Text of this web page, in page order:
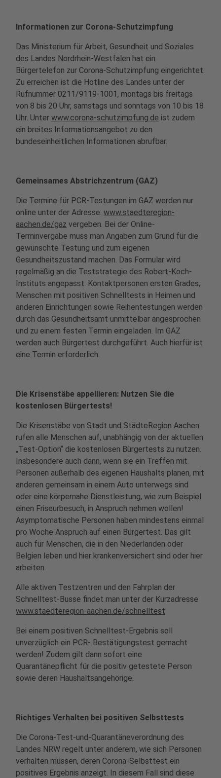
Informationen zur Corona-Schutzimpfung
Das Ministerium für Arbeit, Gesundheit und Soziales
des Landes Nordrhein-Westfalen hat ein
Bürgertelefon zur Corona-Schutzimpfung eingerichtet.
Zu erreichen ist die Hotline des Landes unter der
Rufnummer 0211/9119-1001, montags bis freitags
von 8 bis 20 Uhr, samstags und sonntags von 10 bis 18
Uhr. Unter www.corona-schutzimpfung.de ist zudem
ein breites Informationsangebot zu den
bundeseinheitlichen Informationen abrufbar.
Gemeinsames Abstrichzentrum (GAZ)
Die Termine für PCR-Testungen im GAZ werden nur
online unter der Adresse: www.staedteregion-
aachen.de/gaz vergeben. Bei der Online-
Terminvergabe muss man Angaben zum Grund für die
gewünschte Testung und zum eigenen
Gesundheitszustand machen. Das Formular wird
regelmäßig an die Teststrategie des Robert-Koch-
Instituts angepasst. Kontaktpersonen ersten Grades,
Menschen mit positiven Schnelltests in Heimen und
anderen Einrichtungen sowie Reihentestungen werden
durch das Gesundheitsamt unmittelbar angesprochen
und zu einem festen Termin eingeladen. Im GAZ
werden auch Bürgertest durchgeführt. Auch hierfür ist
eine Termin erforderlich.
Die Krisenstäbe appellieren: Nutzen Sie die
kostenlosen Bürgertests!
Die Krisenstäbe von Stadt und StädteRegion Aachen
rufen alle Menschen auf, unabhängig von der aktuellen
„Test-Option“ die kostenlosen Bürgertests zu nutzen.
Insbesondere auch dann, wenn sie ein Treffen mit
Personen außerhalb des eigenen Haushalts planen, mit
anderen gemeinsam in einem Auto unterwegs sind
oder eine körpernahe Dienstleistung, wie zum Beispiel
einen Friseurbesuch, in Anspruch nehmen wollen!
Asymptomatische Personen haben mindestens einmal
pro Woche Anspruch auf einen Bürgertest. Das gilt
auch für Menschen, die in den Niederlanden oder
Belgien leben und hier krankenversichert sind oder hier
arbeiten.
Alle aktiven Testzentren und den Fahrplan der
Schnelltest-Busse findet man unter der Kurzadresse
www.staedteregion-aachen.de/schnelltest
Bei einem positiven Schnelltest-Ergebnis soll
unverzüglich ein PCR- Bestätigungstest gemacht
werden! Zudem gilt dann sofort eine
Quarantänepflicht für die positiv getestete Person
sowie deren Haushaltsangehörige.
Richtiges Verhalten bei positiven Selbsttests
Die Corona-Test-und-Quarantäneverordnung des
Landes NRW regelt unter anderem, wie sich Personen
verhalten müssen, deren Corona-Selbsttest ein
positives Ergebnis anzeigt. In diesem Fall sind diese